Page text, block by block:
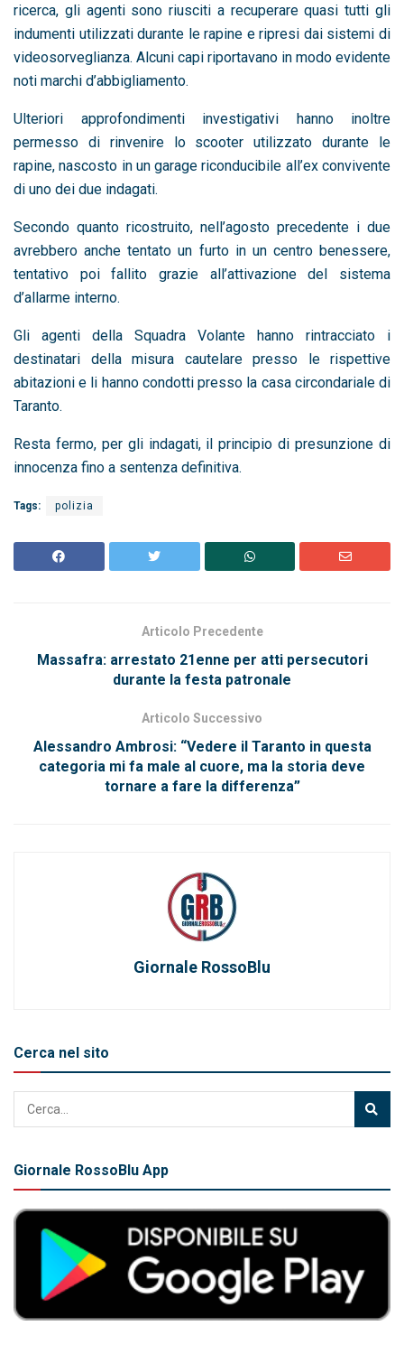
ricerca, gli agenti sono riusciti a recuperare quasi tutti gli
indumenti utilizzati durante le rapine e ripresi dai sistemi di
videosorveglianza. Alcuni capi riportavano in modo evidente
noti marchi d’abbigliamento.
Ulteriori approfondimenti investigativi hanno inoltre
permesso di rinvenire lo scooter utilizzato durante le
rapine, nascosto in un garage riconducibile all’ex convivente
di uno dei due indagati.
Secondo quanto ricostruito, nell’agosto precedente i due
avrebbero anche tentato un furto in un centro benessere,
tentativo poi fallito grazie all’attivazione del sistema
d’allarme interno.
Gli agenti della Squadra Volante hanno rintracciato i
destinatari della misura cautelare presso le rispettive
abitazioni e li hanno condotti presso la casa circondariale di
Taranto.
Resta fermo, per gli indagati, il principio di presunzione di
innocenza fino a sentenza definitiva.
Tags: polizia
Articolo Precedente
Massafra: arrestato 21enne per atti persecutori
durante la festa patronale
Articolo Successivo
Alessandro Ambrosi: “Vedere il Taranto in questa
categoria mi fa male al cuore, ma la storia deve
tornare a fare la differenza”
Giornale RossoBlu
Cerca nel sito
Giornale RossoBlu App